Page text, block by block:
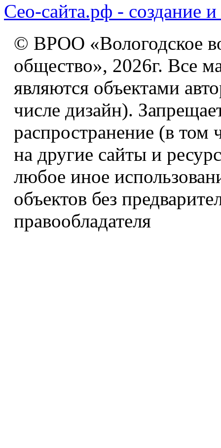
Сео-сайта.рф - создание и
© ВРОО «Вологодское
общество», 2026г. Все
являются объектами
числе дизайн).
распространение (в том
на другие сайты и
любое иное
объектов без
правообладателя